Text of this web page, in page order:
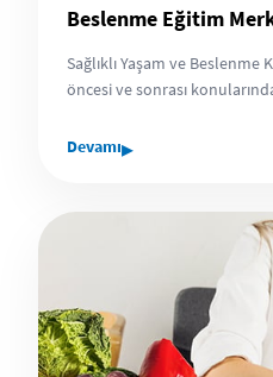
Beslenme Eğitim
Sağlıklı Yaşam ve
öncesi ve sonrası
Devamı▸